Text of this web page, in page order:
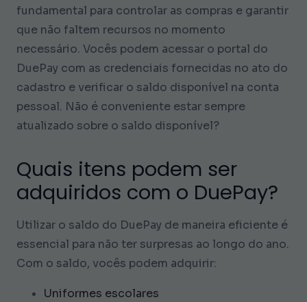
fundamental para controlar as compras e garantir
que não faltem recursos no momento
necessário. Vocês podem acessar o portal do
DuePay com as credenciais fornecidas no ato do
cadastro e verificar o saldo disponível na conta
pessoal. Não é conveniente estar sempre
atualizado sobre o saldo disponível?
Quais itens podem ser
adquiridos com o DuePay?
Utilizar o saldo do DuePay de maneira eficiente é
essencial para não ter surpresas ao longo do ano.
Com o saldo, vocês podem adquirir:
Uniformes escolares